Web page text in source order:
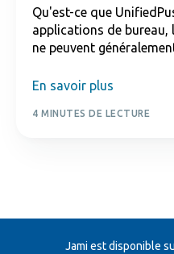
Qu'est-ce que
applications de
ne peuvent
En savoir plus
4 MINUTES DE LECTURE
Jami est disponible